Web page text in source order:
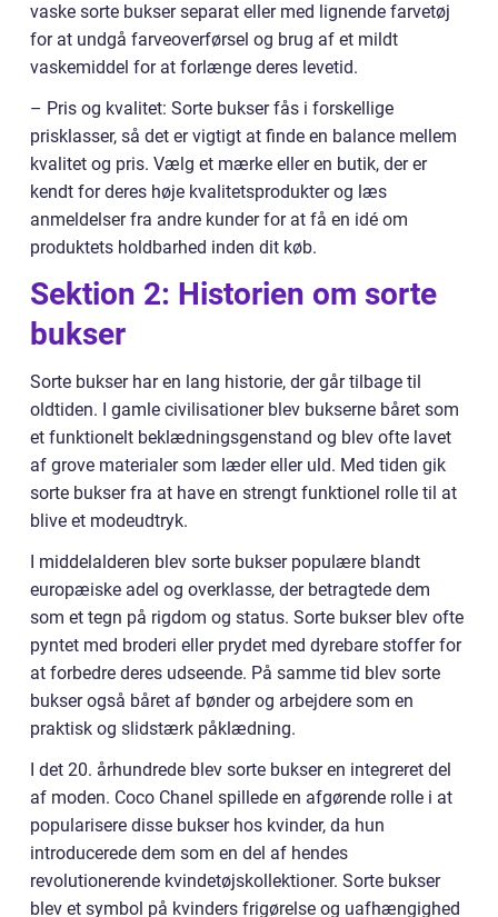
vaske sorte bukser separat eller med lignende farvetøj
for at undgå farveoverførsel og brug af et mildt
vaskemiddel for at forlænge deres levetid.
– Pris og kvalitet: Sorte bukser fås i forskellige
prisklasser, så det er vigtigt at finde en balance mellem
kvalitet og pris. Vælg et mærke eller en butik, der er
kendt for deres høje kvalitetsprodukter og læs
anmeldelser fra andre kunder for at få en idé om
produktets holdbarhed inden dit køb.
Sektion 2: Historien om sorte
bukser
Sorte bukser har en lang historie, der går tilbage til
oldtiden. I gamle civilisationer blev bukserne båret som
et funktionelt beklædningsgenstand og blev ofte lavet
af grove materialer som læder eller uld. Med tiden gik
sorte bukser fra at have en strengt funktionel rolle til at
blive et modeudtryk.
I middelalderen blev sorte bukser populære blandt
europæiske adel og overklasse, der betragtede dem
som et tegn på rigdom og status. Sorte bukser blev ofte
pyntet med broderi eller prydet med dyrebare stoffer for
at forbedre deres udseende. På samme tid blev sorte
bukser også båret af bønder og arbejdere som en
praktisk og slidstærk påklædning.
I det 20. århundrede blev sorte bukser en integreret del
af moden. Coco Chanel spillede en afgørende rolle i at
popularisere disse bukser hos kvinder, da hun
introducerede dem som en del af hendes
revolutionerende kvindetøjskollektioner. Sorte bukser
blev et symbol på kvinders frigørelse og uafhængighed